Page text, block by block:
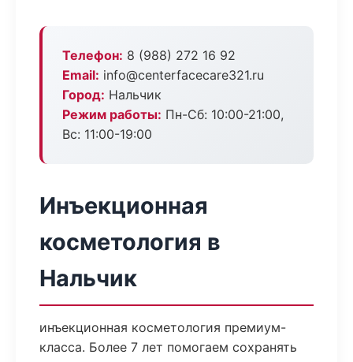
Телефон: 8 (988) 272 16 92
Email: info@centerfacecare321.ru
Город: Нальчик
Режим работы: Пн-Сб: 10:00-21:00,
Вс: 11:00-19:00
Инъекционная
косметология в
Нальчик
инъекционная косметология премиум-
класса. Более 7 лет помогаем сохранять